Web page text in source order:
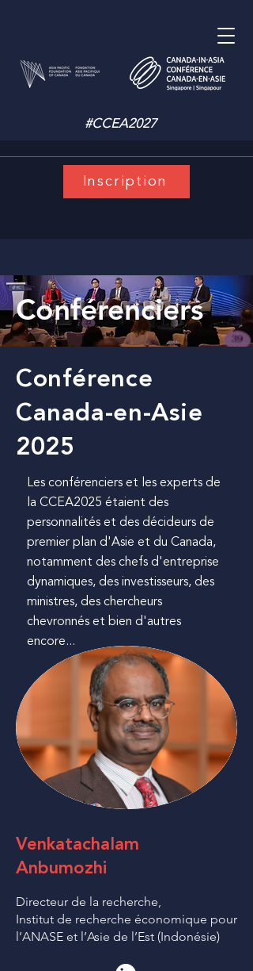
Inscription
#CCEA2027
Conférenciers
Conférence
Canada-en-Asie
2025
Les conférenciers et les experts de
la CCEA2025 étaient des
personnalités et des décideurs de
premier plan d'Asie et du Canada,
notamment des chefs d'entreprise
dynamiques, des investisseurs, des
ministres, des chercheurs
chevronnés et bien d'autres
encore...
Venkatachalam
Anbumozhi
Directeur de la recherche,
Institut de recherche économique pour
l’ANASE et l’Asie de l’Est (Indonésie)